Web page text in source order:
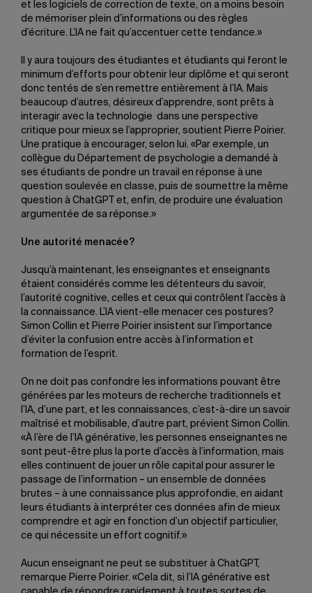
et les logiciels de correction de texte, on a moins besoin
de mémoriser plein d’informations ou des règles
d’écriture. L’IA ne fait qu’accentuer cette tendance.»
Il y aura toujours des étudiantes et étudiants qui feront le
minimum d’efforts pour obtenir leur diplôme et qui seront
donc tentés de s’en remettre entièrement à l’IA. Mais
beaucoup d’autres, désireux d’apprendre, sont prêts à
interagir avec la technologie dans une perspective
critique pour mieux se l’approprier, soutient Pierre Poirier.
Une pratique à encourager, selon lui. «Par exemple, un
collègue du Département de psychologie a demandé à
ses étudiants de pondre un travail en réponse à une
question soulevée en classe, puis de soumettre la même
question à ChatGPT et, enfin, de produire une évaluation
argumentée de sa réponse.»
Une autorité menacée?
Jusqu’à maintenant, les enseignantes et enseignants
étaient considérés comme les détenteurs du savoir,
l’autorité cognitive, celles et ceux qui contrôlent l’accès à
la connaissance. L’IA vient-elle menacer ces postures?
Simon Collin et Pierre Poirier insistent sur l’importance
d’éviter la confusion entre accès à l’information et
formation de l’esprit.
On ne doit pas confondre les informations pouvant être
générées par les moteurs de recherche traditionnels et
l’IA, d’une part, et les connaissances, c’est-à-dire un savoir
maîtrisé et mobilisable, d’autre part, prévient Simon Collin.
«À l’ère de l’IA générative, les personnes enseignantes ne
sont peut-être plus la porte d’accès à l’information, mais
elles continuent de jouer un rôle capital pour assurer le
passage de l’information – un ensemble de données
brutes – à une connaissance plus approfondie, en aidant
leurs étudiants à interpréter ces données afin de mieux
comprendre et agir en fonction d’un objectif particulier,
ce qui nécessite un effort cognitif.»
Aucun enseignant ne peut se substituer à ChatGPT,
remarque Pierre Poirier. «Cela dit, si l’IA générative est